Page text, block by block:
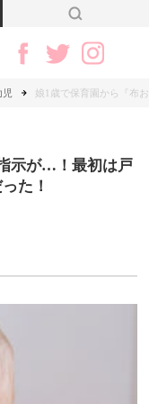
娘1歳で保育園から『布
示が…！最初は戸
た！